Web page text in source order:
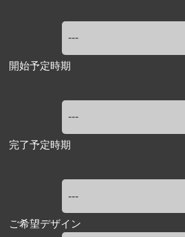
開始予定時期
完了予定時期
ご希望デザイン